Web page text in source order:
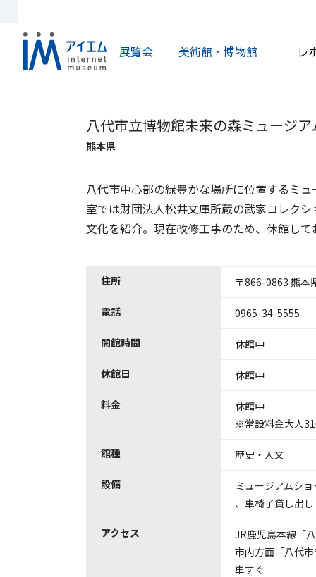
展覧会 美術館・博物館 レ
八代市立博物館未来の森ミュージア
熊本県
八代市中心部の緑豊かな場所に位置するミ
室では財団法人松井文庫所蔵の武家コレク
文化を紹介。現在改修工事のため、休館し
住所 〒866-0863 熊本
電話 0965-34-5555
開館時間 休館中
休館日 休館中
料金
休館中
※常設料金大人
館種 歴史・人文
設備
ミュージアムシ
、 車椅子貸し出し
アクセス
JR鹿児島本線「
市内方面「八代
車すぐ